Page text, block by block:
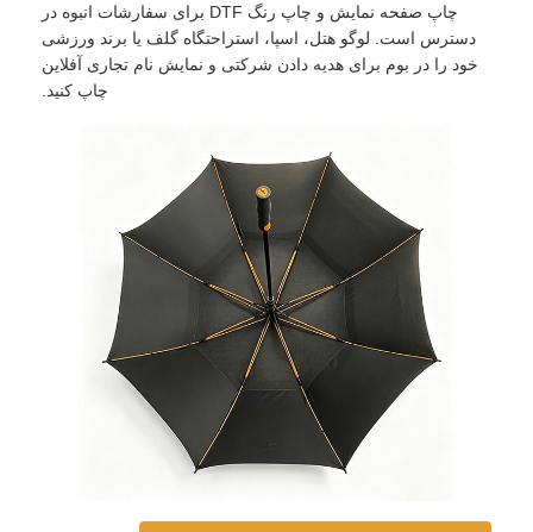
چترهای مقاوم در برابر اشعه UV
چترهای ساحل
چترهای خلاقانه
چاپ صفحه نمایش و چاپ رنگ DTF برای سفارشات انبوه در
دسترس است. لوگو هتل، اسپا، استراحتگاه گلف یا برند ورزشی
خود را در بوم برای هدیه دادن شرکتی و نمایش نام تجاری آفلاین
چاپ کنید.